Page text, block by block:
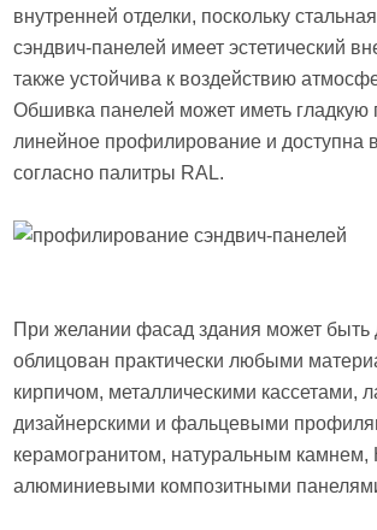
внутренней отделки, поскольку
сэндвич-панелей имеет эстетический
также устойчива к воздействию
Обшивка панелей может иметь гладкую
линейное профилирование и доступна
согласно палитры RAL.
При желании фасад здания может быть
облицован практически любыми
кирпичом, металлическими кассетами,
дизайнерскими и фальцевыми
керамогранитом, натуральным камнем,
алюминиевыми композитными